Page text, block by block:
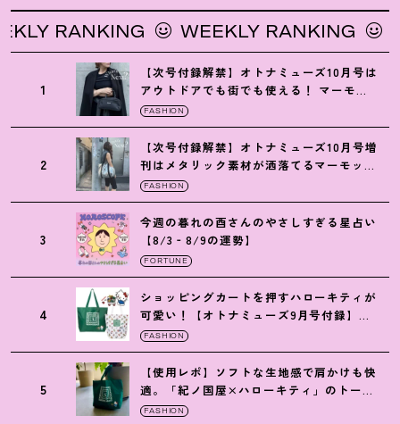
RANKING WEEKLY RANKING
1
【次号付録解禁】オトナミューズ10月号は
アウトドアでも街でも使える ！ マーモッ
トの黒ショルダー
FASHION
2
【次号付録解禁】オトナミューズ10月号増
刊はメタリック素材が洒落てるマーモット
の保冷バッグ
FASHION
3
今週の暮れの酉さんのやさしすぎる星占い
【8/3‐8/9の運勢】
FORTUNE
4
ショッピングカートを押すハローキティが
可愛い ！
【オトナミューズ9月号付録】紀
ノ国屋バッグ
FASHION
5
【使用レポ】ソフトな生地感で肩かけも快
適。「紀ノ国屋×ハローキティ」のトート
がガシガシ使えて最高です
FASHION